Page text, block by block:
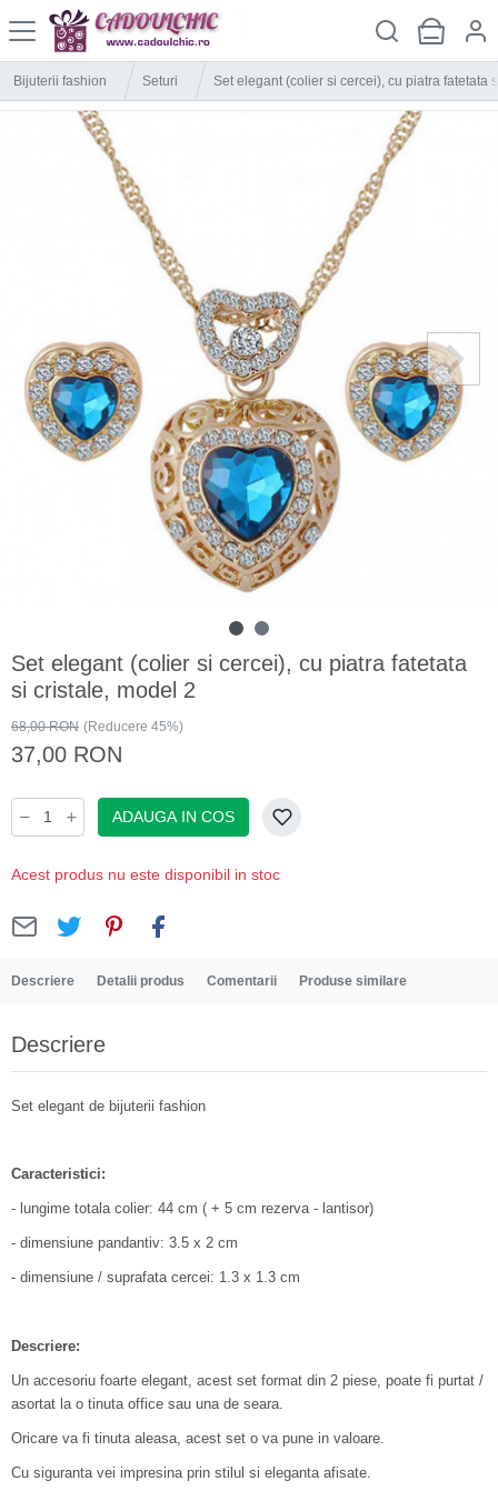
Bijuterii fashion Seturi Set elegant (colier si cercei), cu piatra fatetata
Set elegant (colier si cercei), cu piatra fatetata
si cristale, model 2
68,00 RON (Reducere 45%)
37,00 RON
ADAUGA IN COS
Acest produs nu este disponibil in stoc
Descriere Detalii produs Comentarii Produse similare
Descriere
Set elegant de bijuterii fashion
Caracteristici:
- lungime totala colier: 44 cm ( + 5 cm rezerva - lantisor)
- dimensiune pandantiv: 3.5 x 2 cm
- dimensiune / suprafata cercei: 1.3 x 1.3 cm
Descriere:
Un accesoriu foarte elegant, acest set format din 2 piese, poate fi purtat /
asortat la o tinuta office sau una de seara.
Oricare va fi tinuta aleasa, acest set o va pune in valoare.
Cu siguranta vei impresina prin stilul si eleganta afisate.